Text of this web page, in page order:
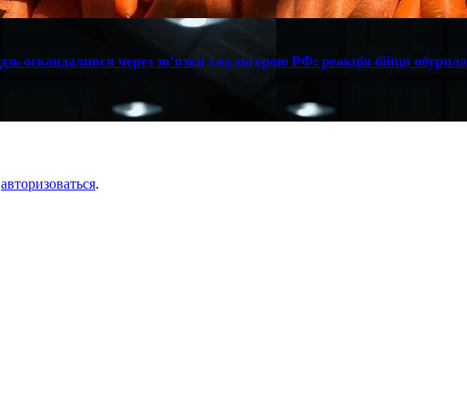
через зв’язки з культурою РФ: реакція бійця обурила
авторизоваться.